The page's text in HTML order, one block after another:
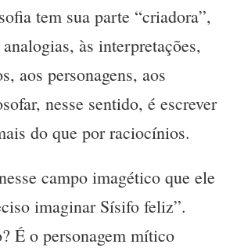
tem sua parte “criadora”,
às interpretações,
aos personagens, aos
nesse sentido, é escrever
do que por raciocínios.
campo imagético que ele
imaginar Sísifo feliz”.
É o personagem mítico